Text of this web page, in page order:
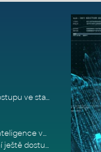
Bluebeam v propojeném pracovním postupu ve stavebnictví: Proč je int
Tři překážky rozšiřování využití umělé inteligence ve stavebním prům
Autodesk Flex (platba za použití) je nyní ještě dostupnější